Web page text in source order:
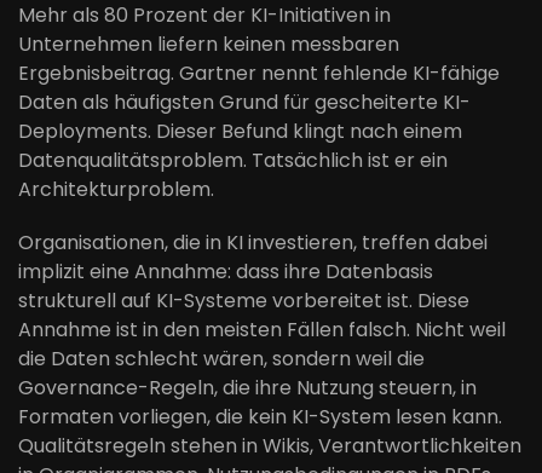
Mehr als 80 Prozent der KI-Initiativen in
Unternehmen liefern keinen messbaren
Ergebnisbeitrag. Gartner nennt fehlende KI-fähige
Daten als häufigsten Grund für gescheiterte KI-
Deployments. Dieser Befund klingt nach einem
Datenqualitätsproblem. Tatsächlich ist er ein
Architekturproblem.
Organisationen, die in KI investieren, treffen dabei
implizit eine Annahme: dass ihre Datenbasis
strukturell auf KI-Systeme vorbereitet ist. Diese
Annahme ist in den meisten Fällen falsch. Nicht weil
die Daten schlecht wären, sondern weil die
Governance-Regeln, die ihre Nutzung steuern, in
Formaten vorliegen, die kein KI-System lesen kann.
Qualitätsregeln stehen in Wikis, Verantwortlichkeiten